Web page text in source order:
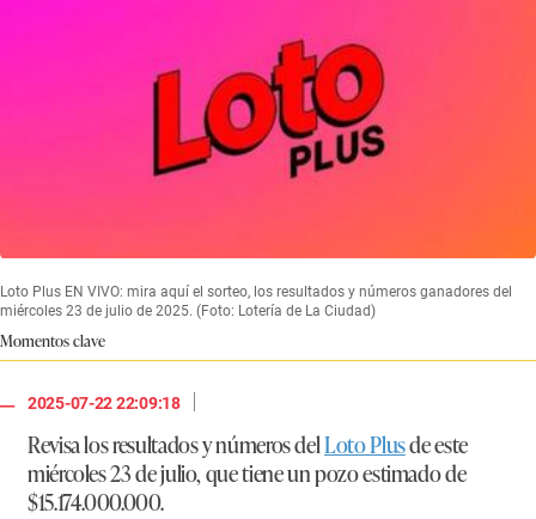
Loto Plus EN VIVO: mira aquí el sorteo, los resultados y números ganadores del
miércoles 23 de julio de 2025. (Foto: Lotería de La Ciudad)
Momentos clave
2025-07-22 22:09:18
|
Revisa los resultados y números delLoto Plusde este
miércoles 23 de julio, que tiene un pozo estimado de
$15.174.000.000.